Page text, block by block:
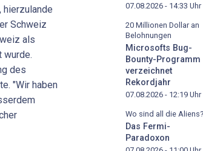
Schweiz
als
wurde.
des
"Wir haben
07.08.2026 - 14:33 Uhr
20 Millionen Dollar an
Belohnungen
Microsofts Bug-
Bounty-Programm
verzeichnet
Rekordjahr
07.08.2026 - 12:19 Uhr
Wo sind all die Aliens?
Das Fermi-
Paradoxon